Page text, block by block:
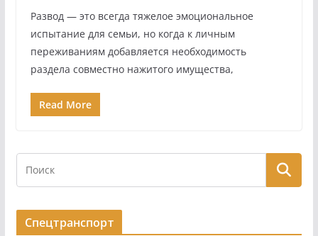
Развод — это всегда тяжелое эмоциональное
испытание для семьи, но когда к личным
переживаниям добавляется необходимость
раздела совместно нажитого имущества,
Read More
Спецтранспорт